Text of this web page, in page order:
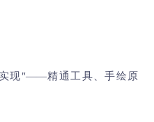
现"——精通工具、手绘原